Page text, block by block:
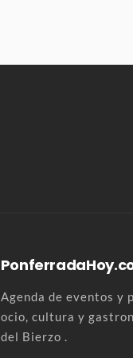
Agenda de eventos y
ocio, cultura y
del Bierzo .